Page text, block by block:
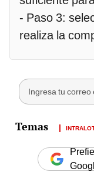
- Paso 3:
realiza la